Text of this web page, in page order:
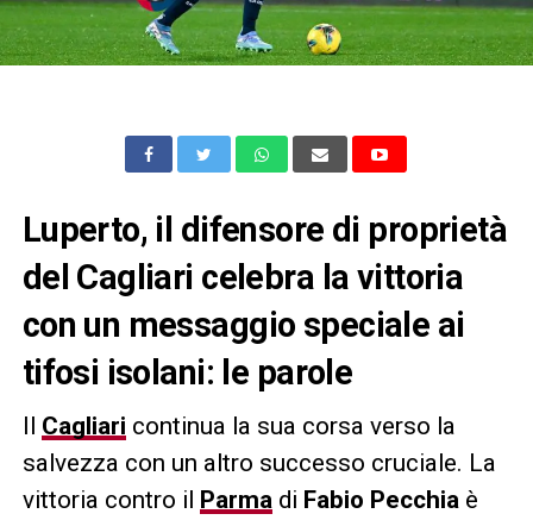
Luperto, il difensore di proprietà
del Cagliari celebra la vittoria
con un messaggio speciale ai
tifosi isolani: le parole
Il Cagliari continua la sua corsa verso la
salvezza con un altro successo cruciale. La
vittoria contro il Parmadi Fabio Pecchiaè